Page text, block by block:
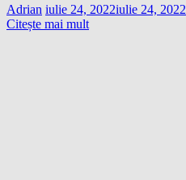
Adrian iulie 24, 2022iulie 24, 2022
Citește mai mult